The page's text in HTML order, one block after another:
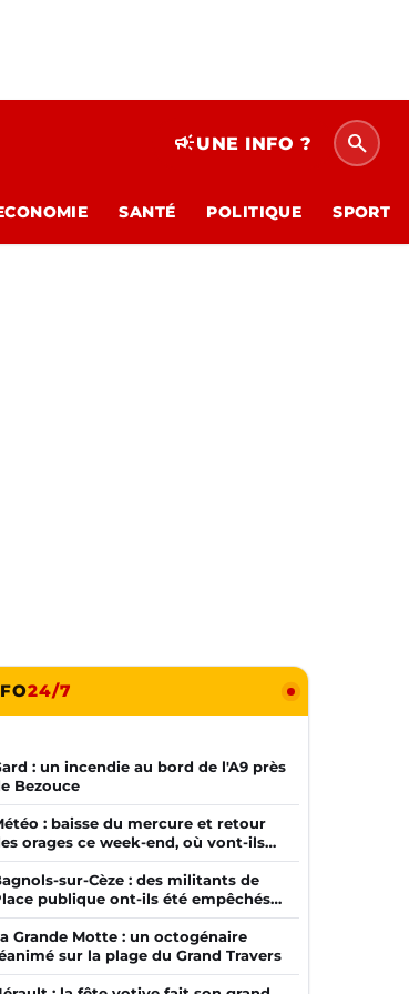
campaignUNE INFO ? search
SANTÉ POLITIQUE SPORT
24/7
: un incendie au bord de l'A9 près
Bezouce
: baisse du mercure et retour
orages ce week-end, où vont-ils
?
sur-Cèze : des militants de
publique ont-ils été empêchés
tracter par la mairie ?
Grande Motte : un octogénaire
sur la plage du Grand Travers